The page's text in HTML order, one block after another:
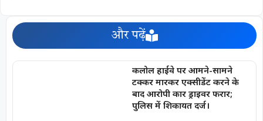
और पढ़ें
कलोल हाईवे पर आमने-सामने
टक्कर मारकर एक्सीडेंट करने के
बाद आरोपी कार ड्राइवर फरार;
पुलिस में शिकायत दर्ज।